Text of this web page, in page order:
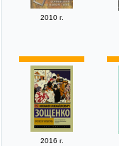
2010 г.
2016 г.